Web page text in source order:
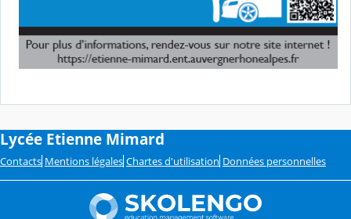
Lycée Etienne Mimard
Contacts Mentions légales Chartes d'utilisation Données personnelles